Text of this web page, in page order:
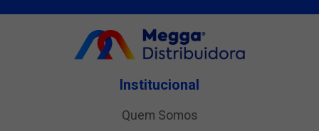
Institucional
Quem Somos